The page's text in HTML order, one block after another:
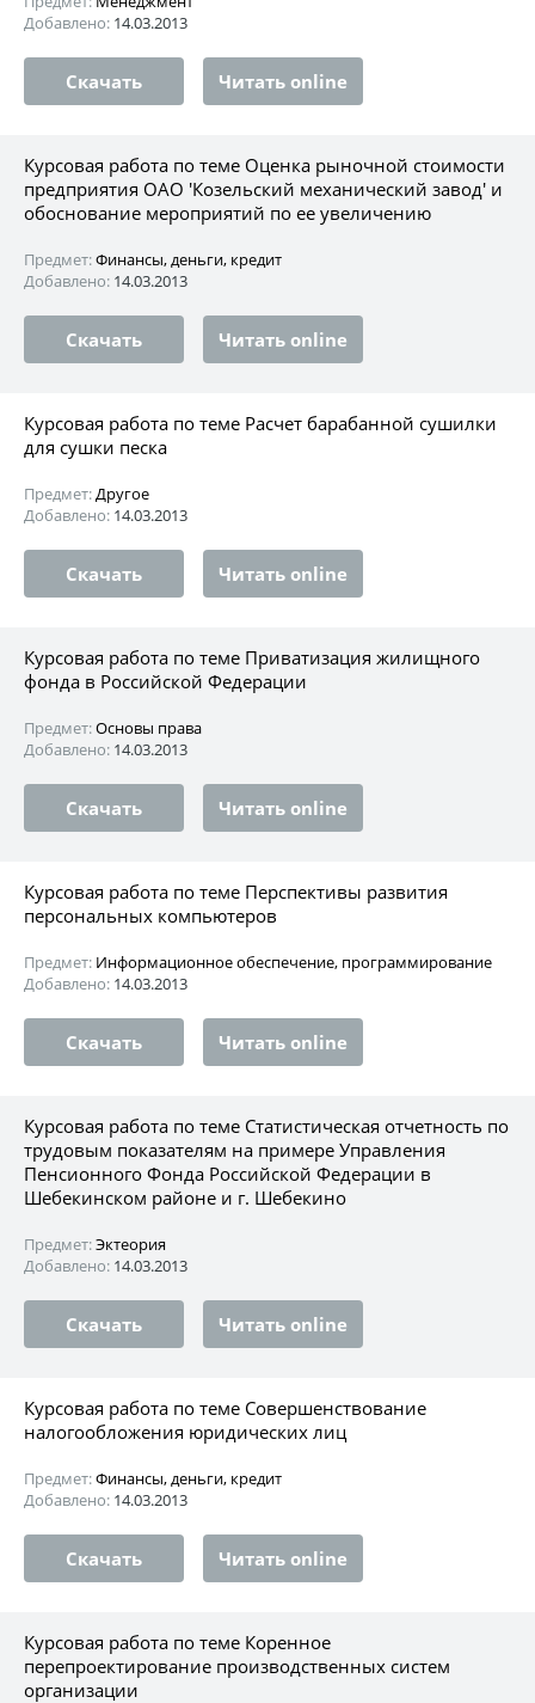
Добавлено: 14.03.2013
Скачать Читать online
Курсовая работа по теме Оценка рыночной стоимости
предприятия ОАО 'Козельский механический завод' и
обоснование мероприятий по ее увеличению
Предмет:Финансы, деньги, кредит
Добавлено: 14.03.2013
Скачать Читать online
Курсовая работа по теме Расчет барабанной сушилки
для сушки песка
Предмет:Другое
Добавлено: 14.03.2013
Скачать Читать online
Курсовая работа по теме Приватизация жилищного
фонда в Российской Федерации
Предмет:Основы права
Добавлено: 14.03.2013
Скачать Читать online
Курсовая работа по теме Перспективы развития
персональных компьютеров
Предмет: Информационное обеспечение, программирование
Добавлено: 14.03.2013
Скачать Читать online
Курсовая работа по теме Статистическая отчетность по
трудовым показателям на примере Управления
Пенсионного Фонда Российской Федерации в
Шебекинском районе и г. Шебекино
Предмет:Эктеория
Добавлено: 14.03.2013
Скачать Читать online
Курсовая работа по теме Совершенствование
налогообложения юридических лиц
Предмет:Финансы, деньги, кредит
Добавлено: 14.03.2013
Скачать Читать online
Курсовая работа по теме Коренное
перепроектирование производственных систем
организации